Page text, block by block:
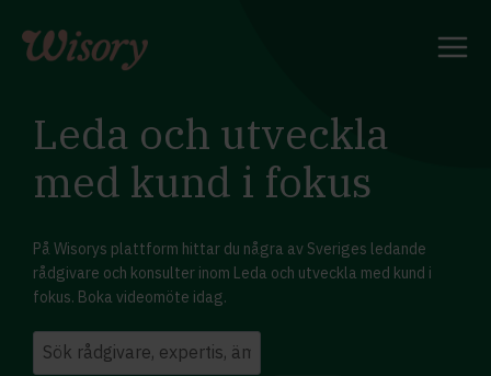
content
Leda och utveckla
med kund i fokus
På Wisorys plattform hittar du några av Sveriges ledande
rådgivare och konsulter inom Leda och utveckla med kund i
fokus. Boka videomöte idag.